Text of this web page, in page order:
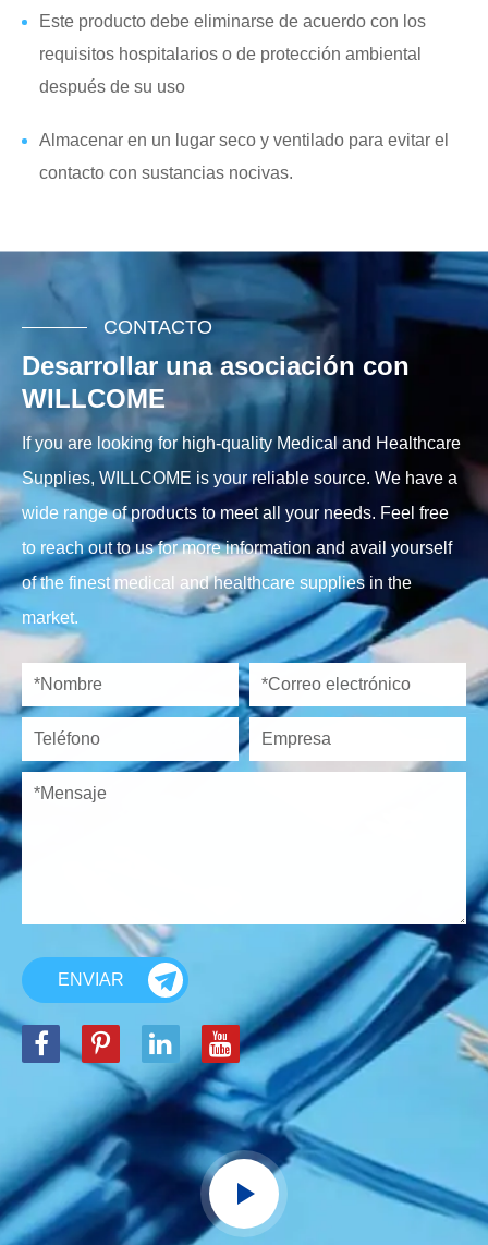
Este producto debe eliminarse de acuerdo con los
requisitos hospitalarios o de protección ambiental
después de su uso
Almacenar en un lugar seco y ventilado para evitar el
contacto con sustancias nocivas.
CONTACTO
Desarrollar una asociación con
WILLCOME
If you are looking for high-quality Medical and Healthcare
Supplies, WILLCOME is your reliable source. We have a
wide range of products to meet all your needs. Feel free
to reach out to us for more information and avail yourself
of the finest medical and healthcare supplies in the
market.
ENVIAR